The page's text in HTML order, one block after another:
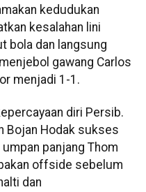
kedudukan
kesalahan lini
bola dan langsung
gawang Carlos
menjadi 1-1.
diri Persib.
Bojan Hodak sukses
panjang Thom
offside sebelum
dan